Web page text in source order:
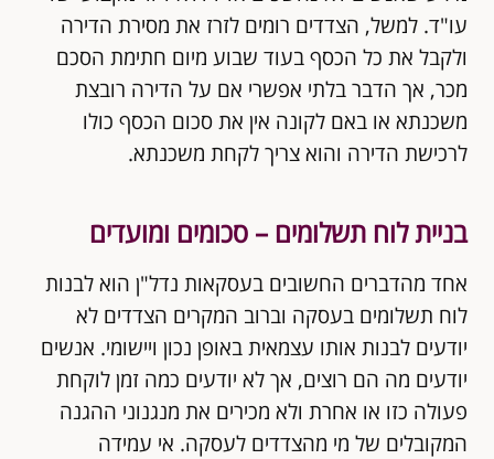
עו"ד. למשל, הצדדים רומים לזרז את מסירת הדירה
ולקבל את כל הכסף בעוד שבוע מיום חתימת הסכם
מכר, אך הדבר בלתי אפשרי אם על הדירה רובצת
משכנתא או באם לקונה אין את סכום הכסף כולו
לרכישת הדירה והוא צריך לקחת משכנתא.
בניית לוח תשלומים – סכומים ומועדים
אחד מהדברים החשובים בעסקאות נדל"ן הוא לבנות
לוח תשלומים בעסקה וברוב המקרים הצדדים לא
יודעים לבנות אותו עצמאית באופן נכון ויישומי. אנשים
יודעים מה הם רוצים, אך לא יודעים כמה זמן לוקחת
פעולה כזו או אחרת ולא מכירים את מנגנוני ההגנה
המקובלים של מי מהצדדים לעסקה. אי עמידה